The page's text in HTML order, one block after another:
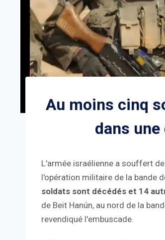
Au moins cinq
dans une
L'armée israélienne a souffert
l'opération militaire de la bande
soldats sont décédés et 14
de Beit Hanún, au nord de la
revendiqué l'embuscade.